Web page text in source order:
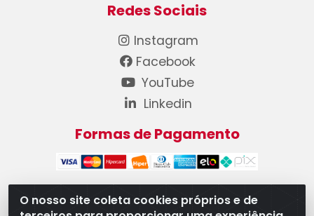
O nosso site coleta cookies próprios e de
Redes Sociais
Instagram
Facebook
YouTube
Linkedin
Formas de Pagamento